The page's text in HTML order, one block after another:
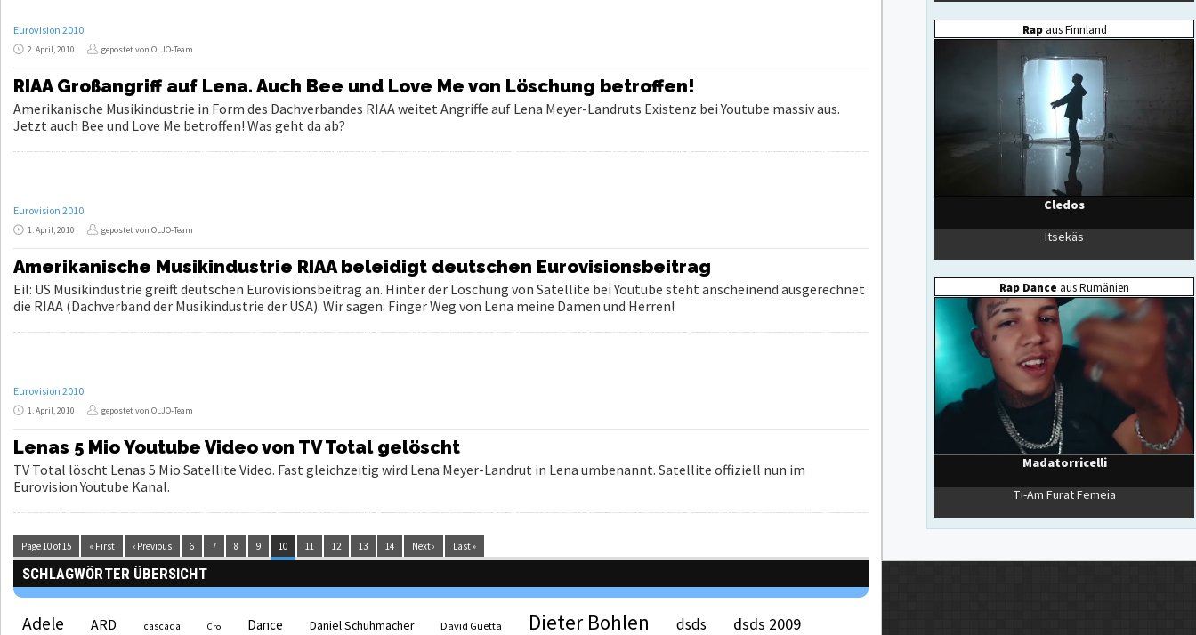
Eurovision 2010
2. April, 2010 gepostet von OLJO-Team
RIAA Großangriff auf Lena. Auch Bee und Love Me von Löschung betroffen!
Amerikanische Musikindustrie in Form des Dachverbandes RIAA weitet Angriffe auf Lena Meyer-Landruts Existenz bei Youtube massiv aus.
Jetzt auch Bee und Love Me betroffen! Was geht da ab?
Eurovision 2010
1. April, 2010 gepostet von OLJO-Team
Amerikanische Musikindustrie RIAA beleidigt deutschen Eurovisionsbeitrag
Eil: US Musikindustrie greift deutschen Eurovisionsbeitrag an. Hinter der Löschung von Satellite bei Youtube steht anscheinend ausgerechnet
die RIAA (Dachverband der Musikindustrie der USA). Wir sagen: Finger Weg von Lena meine Damen und Herren!
Eurovision 2010
1. April, 2010 gepostet von OLJO-Team
Lenas 5 Mio Youtube Video von TV Total gelöscht
TV Total löscht Lenas 5 Mio Satellite Video. Fast gleichzeitig wird Lena Meyer-Landrut in Lena umbenannt. Satellite offiziell nun im
Eurovision Youtube Kanal.
Page 10 of 15 « First ‹ Previous 6 7 8 9 10 11 12 13 14 Next › Last »
SCHLAGWÖRTER ÜBERSICHT
Adele ARD cascada Cro Dance Daniel Schuhmacher David Guetta Dieter Bohlen dsds dsds 2009